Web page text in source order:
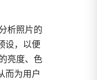
析照片的
设，以便
亮度、色
而为用户